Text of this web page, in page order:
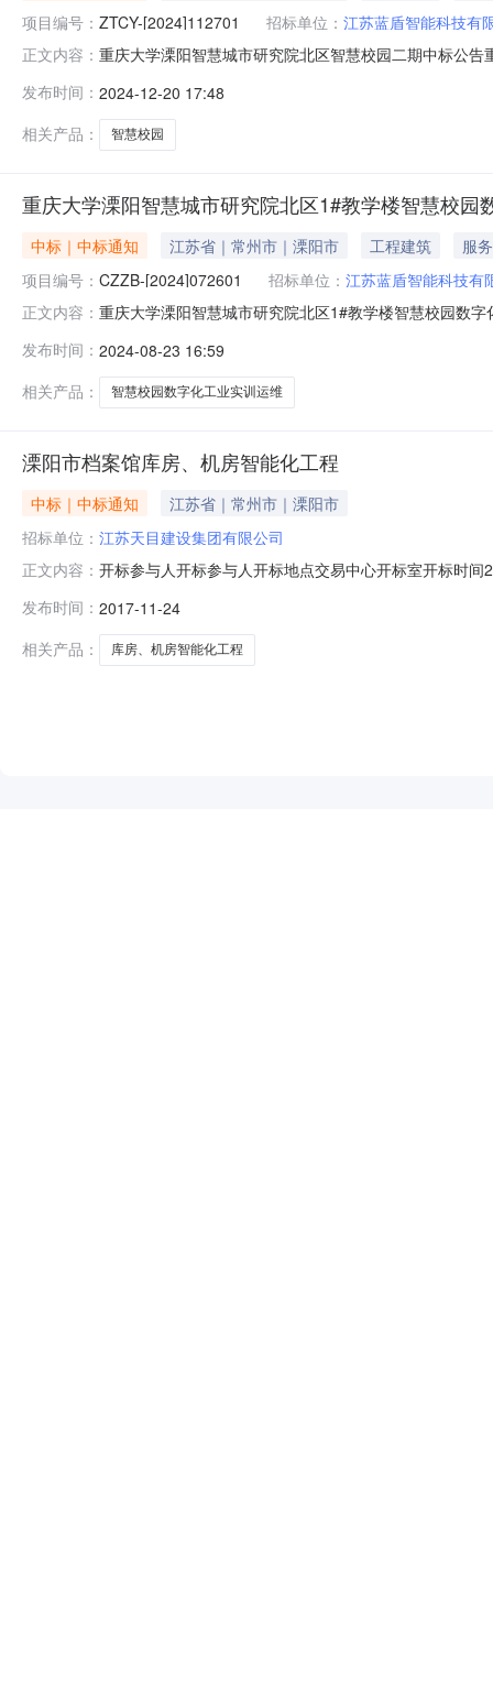
项目编号： ZTCY-[2024]112701 招标单位： 江苏蓝盾智能科技有
正文内容： 重庆大学溧阳智慧城市研究院北区智慧校园二期中标公
拾贰元肆角（￥2050332.4）四、主要标的信息：五、
采购人信息：名称：
发布时间： 2024-12-20 17:48
相关产品：
智慧校园
重庆大学溧阳智慧城市研究院北区1#教学楼智慧校园
中标｜中标通知 江苏省｜常州市｜溧阳市 工程建筑
服务
项目编号： CZZB-[2024]072601 招标单位： 江苏蓝盾智能科技有
正文内容： 重庆大学溧阳智慧城市研究院北区1#教学楼智慧校园数
有限公司常州市分公司供应商地址：常州市通江南路168
六、其他补充事宜：
发布时间： 2024-08-23 16:59
相关产品：
智慧校园数字化工业实训运维
溧阳市档案馆库房、机房智能化工程
中标｜中标通知
江苏省｜常州市｜溧阳市
招标单位： 江苏天目建设集团有限公司
正文内容： 开标参与人开标参与人开标地点交易中心开标室开标时
公司4038712.41沈常5江苏中灿机电工程有限公司
发布时间： 2017-11-24
相关产品：
库房、机房智能化工程